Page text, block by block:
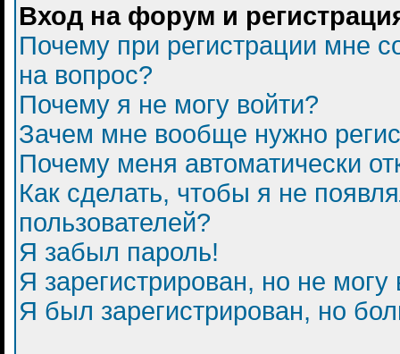
Вход на форум и
Почему при регистрации мне
на вопрос?
Почему я не могу войти?
Зачем мне вообще нужно
Почему меня автоматически
Как сделать, чтобы я не
пользователей?
Я забыл пароль!
Я зарегистрирован, но не могу
Я был зарегистрирован, но